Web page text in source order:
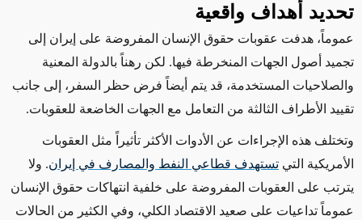
تحديد أهداف واقعية
عموماً، هدفت عقوبات حقوق الإنسان المفروضة على إيران إلى
تجميد أصول الجهات المنخرطة فيها. لكن رهناً بالدولة المعنية
والصلاحيات المستخدمة، قد يتم
أيضاً فرض حظر السفر، إلى جانب
تقييد الأطراف الثالثة من التعامل مع الجهات الخاضعة للعقوبات.
وتختلف هذه الإجراءات عن الأدوات الأكثر تأثيراً مثل العقوبات
الأمريكية التي تستهدف قطاعي النفط والمصارف في إيران. ولا
يترتب على العقوبات المفروضة على خلفية انتهاكات حقوق الإنسان
عموماً تداعيات على صعيد الاقتصاد الكلي، وفي الكثير من الحالات